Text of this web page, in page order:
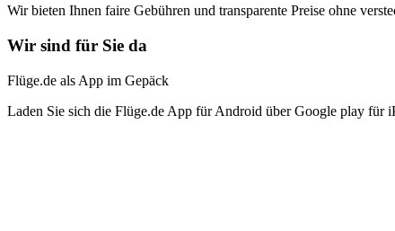
Wir bieten Ihnen faire Gebühren und transparente Preise ohne
Wir sind für Sie da
Flüge.de als App im Gepäck
Laden Sie sich die Flüge.de App für Android über Google play für